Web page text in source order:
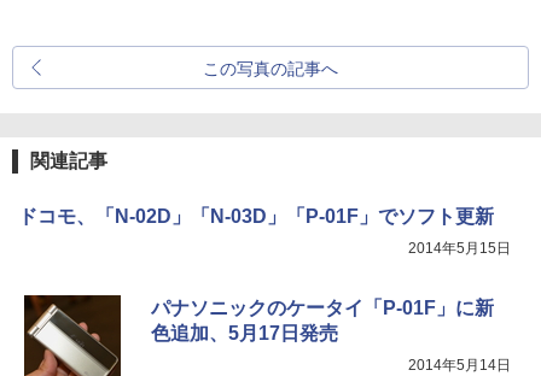
この写真の記事へ
関連記事
ドコモ、「N-02D」「N-03D」「P-01F」でソフト更新
2014年5月15日
パナソニックのケータイ「P-01F」に新
色追加、5月17日発売
2014年5月14日